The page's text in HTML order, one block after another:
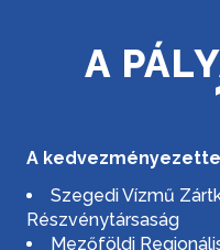
A
A
Szegedi Vízmű
Részvénytársaság
Mezőföldi